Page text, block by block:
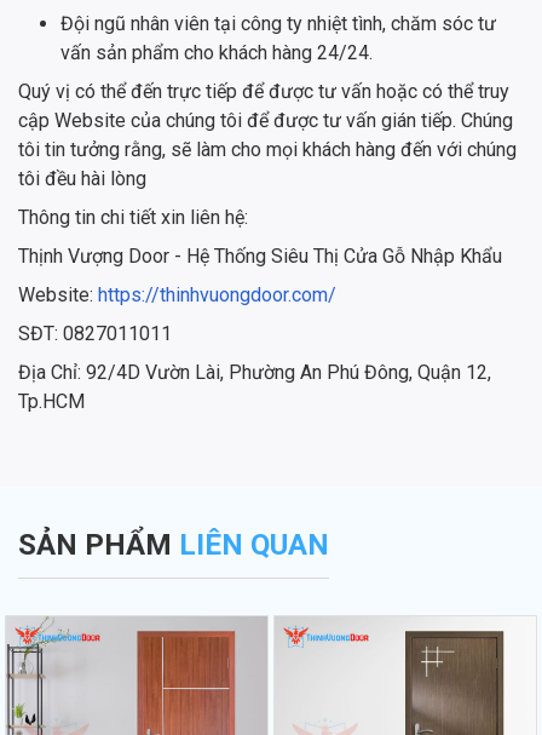
Đội ngũ nhân viên tại công ty nhiệt tình, chăm sóc tư
vấn sản phẩm cho khách hàng 24/24.
Quý vị có thể đến trực tiếp để được tư vấn hoặc có thể truy
cập Website của chúng tôi để được tư vấn gián tiếp. Chúng
tôi tin tưởng rằng, sẽ làm cho mọi khách hàng đến với chúng
tôi đều hài lòng
Thông tin chi tiết xin liên hệ:
Thịnh Vượng Door - Hệ Thống Siêu Thị Cửa Gỗ Nhập Khẩu
Website: https://thinhvuongdoor.com/
SĐT: 0827011011
Địa Chỉ: 92/4D Vườn Lài, Phường An Phú Đông, Quận 12,
Tp.HCM
SẢN PHẨM LIÊN QUAN